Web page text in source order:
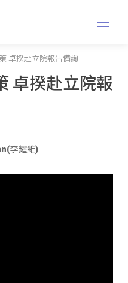
卓揆赴立院報告備詢
卓揆赴立院報
李耀維)